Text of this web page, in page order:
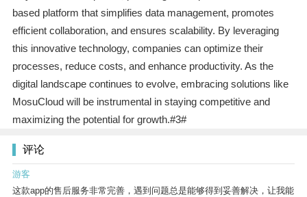
based platform that simplifies data management, promotes
efficient collaboration, and ensures scalability. By leveraging
this innovative technology, companies can optimize their
processes, reduce costs, and enhance productivity. As the
digital landscape continues to evolve, embracing solutions like
MosuCloud will be instrumental in staying competitive and
maximizing the potential for growth.#3#
评论
游客
这款app的售后服务非常完善，遇到问题总是能够得到妥善解决，让我能